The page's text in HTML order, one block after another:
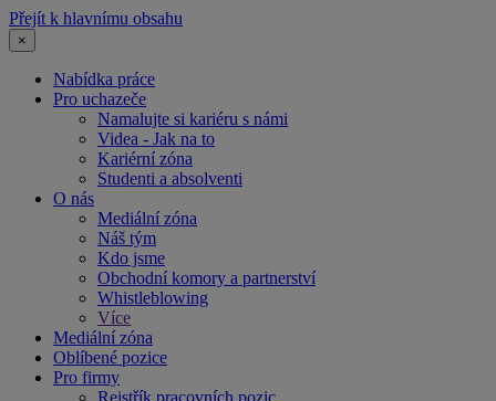
Přejít k hlavnímu obsahu
×
Nabídka práce
Pro uchazeče
Namalujte si kariéru s námi
Videa - Jak na to
Kariérní zóna
Studenti a absolventi
O nás
Mediální zóna
Náš tým
Kdo jsme
Obchodní komory a partnerství
Whistleblowing
Více
Mediální zóna
Oblíbené pozice
Pro firmy
Rejstřík pracovních pozic